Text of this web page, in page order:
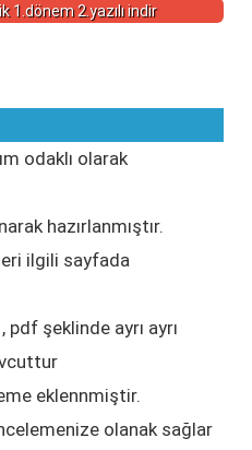
1.dönem 2.yazılı indir
odaklı olarak
hazırlanmıştır.
ilgili sayfada
, pdf şeklinde ayrı ayrı
eklennmiştir.
olanak sağlar